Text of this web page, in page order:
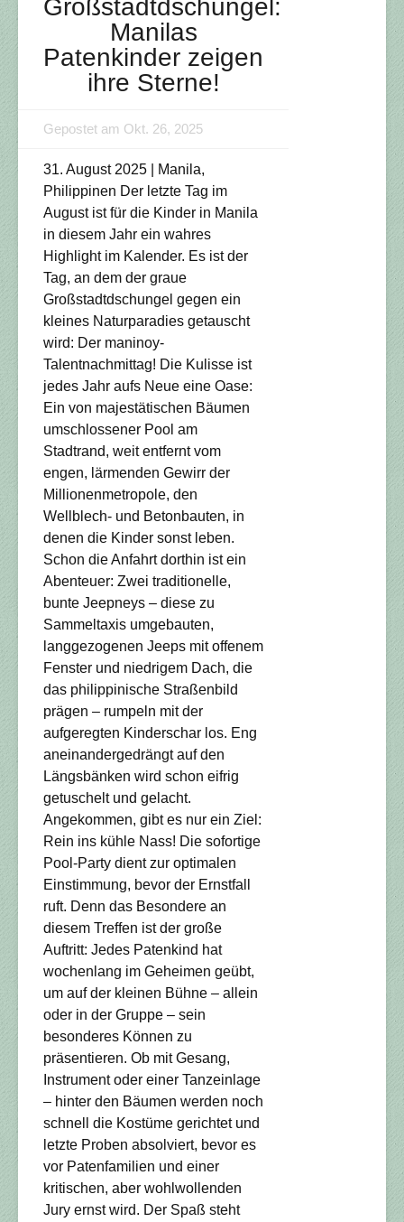
Großstadtdschungel:
Manilas
Patenkinder zeigen
ihre Sterne!
Gepostet am Okt. 26, 2025
31. August 2025 | Manila,
Philippinen Der letzte Tag im
August ist für die Kinder in Manila
in diesem Jahr ein wahres
Highlight im Kalender. Es ist der
Tag, an dem der graue
Großstadtdschungel gegen ein
kleines Naturparadies getauscht
wird: Der maninoy-
Talentnachmittag! Die Kulisse ist
jedes Jahr aufs Neue eine Oase:
Ein von majestätischen Bäumen
umschlossener Pool am
Stadtrand, weit entfernt vom
engen, lärmenden Gewirr der
Millionenmetropole, den
Wellblech- und Betonbauten, in
denen die Kinder sonst leben.
Schon die Anfahrt dorthin ist ein
Abenteuer: Zwei traditionelle,
bunte Jeepneys – diese zu
Sammeltaxis umgebauten,
langgezogenen Jeeps mit offenem
Fenster und niedrigem Dach, die
das philippinische Straßenbild
prägen – rumpeln mit der
aufgeregten Kinderschar los. Eng
aneinandergedrängt auf den
Längsbänken wird schon eifrig
getuschelt und gelacht.
Angekommen, gibt es nur ein Ziel:
Rein ins kühle Nass! Die sofortige
Pool-Party dient zur optimalen
Einstimmung, bevor der Ernstfall
ruft. Denn das Besondere an
diesem Treffen ist der große
Auftritt: Jedes Patenkind hat
wochenlang im Geheimen geübt,
um auf der kleinen Bühne – allein
oder in der Gruppe – sein
besonderes Können zu
präsentieren. Ob mit Gesang,
Instrument oder einer Tanzeinlage
– hinter den Bäumen werden noch
schnell die Kostüme gerichtet und
letzte Proben absolviert, bevor es
vor Patenfamilien und einer
kritischen, aber wohlwollenden
Jury ernst wird. Der Spaß steht